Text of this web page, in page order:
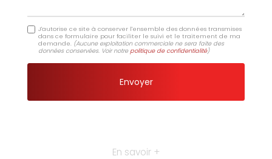
J'autorise ce site à conserver l'ensemble des données transmises
dans ce formulaire pour faciliter le suivi et le traitement de ma
demande. (Aucune exploitation commerciale ne sera faite des
données conservées. Voir notrepolitique de confidentialité)
En savoir +